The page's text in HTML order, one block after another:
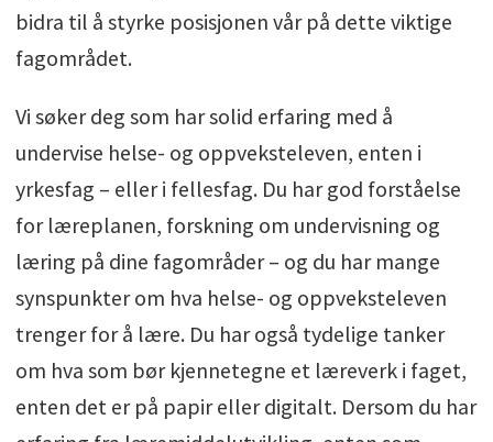
bidra til å styrke posisjonen vår på dette viktige
fagområdet.
Vi søker deg som har solid erfaring med å
undervise helse- og oppveksteleven, enten i
yrkesfag – eller i fellesfag. Du har god forståelse
for læreplanen, forskning om undervisning og
læring på dine fagområder – og du har mange
synspunkter om hva helse- og oppveksteleven
trenger for å lære. Du har også tydelige tanker
om hva som bør kjennetegne et læreverk i faget,
enten det er på papir eller digitalt. Dersom du har